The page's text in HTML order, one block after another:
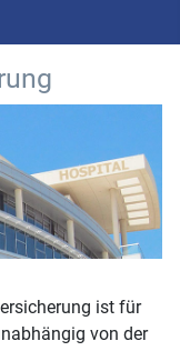
ist für
von der